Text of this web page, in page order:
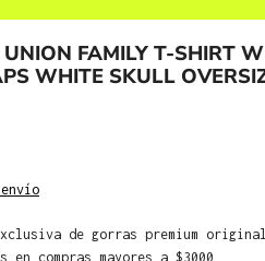
FAMILY T-SHIRT
WHITE SKULL
de gorras premium
compras mayores a $3000